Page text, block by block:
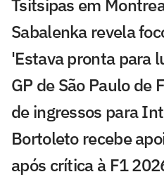
Tsitsipas em
Sabalenka revela
'Estava pronta para
GP de São Paulo de
de ingressos para
Bortoleto recebe
após crítica à F1